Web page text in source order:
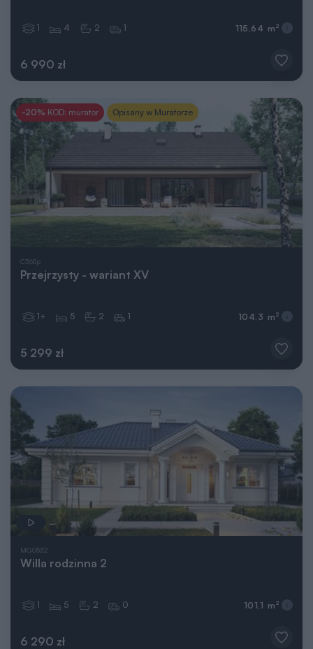
6 990 zł
1 4 2 1 115,64 m 2
-20% KOD: murator Opisany w Muratorze
C365p
Przejrzysty - wariant XV
5 299 zł
1+ 5 2 1 104,3 m 2
MG0532
Willa rodzinna 2
6 290 zł
1 5 2 0 101,1 m 2